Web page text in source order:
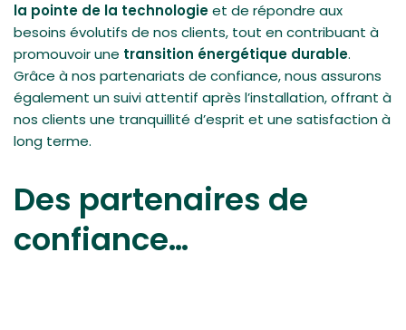
la pointe de la technologieet de répondre aux
besoins évolutifs de nos clients, tout en contribuant à
promouvoir une transition énergétique durable.
Grâce à nos partenariats de confiance, nous assurons
également un suivi attentif après l’installation, offrant à
nos clients une tranquillité d’esprit et une satisfaction à
long terme.
Des partenaires de
confiance…